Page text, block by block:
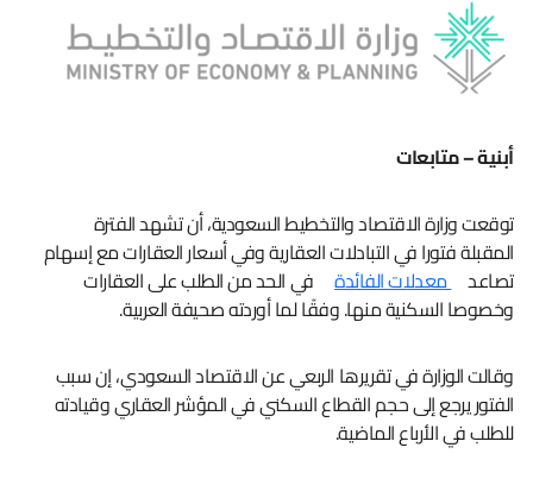
أبنية – متابعات
توقعت وزارة الاقتصاد والتخطيط السعودية، أن تشهد الفترة
المقبلة فتورا في التبادلات العقارية وفي أسعار العقارات مع إسهام
تصاعد معدلات الفائدة
في الحد من الطلب على العقارات
وخصوصا السكنية منها. وفقًا لما أوردته صحيفة العربية.
وقالت الوزارة في تقريرها الربعي عن الاقتصاد السعودي، إن سبب
الفتور يرجع إلى حجم القطاع السكني في المؤشر العقاري وقيادته
للطلب في الأرباع الماضية.